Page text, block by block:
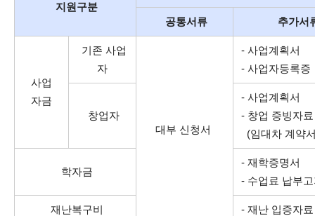
지원구분
공통서류 추가서
사업
자금
기존 사업
자
대부 신청서
- 사업계획서
- 사업자등록증
창업자
- 사업계획서
- 창업 증빙자료
(임대차 계약
학자금
- 재학증명서
- 수업료 납부
재난복구비 - 재난 입증자료